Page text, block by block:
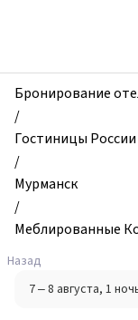
Комнаты
на
проспекте
Ленина
7,
Мурманск,
Россия
Бронирование
/
Гостиницы России
/
Мурманск
/
Меблированные
Назад
7 – 8 августа, 1